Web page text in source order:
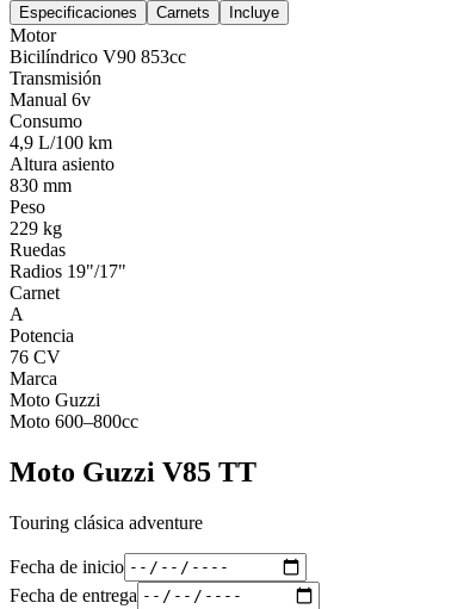
Especificaciones Carnets Incluye
Motor
Bicilíndrico V90 853cc
Transmisión
Manual 6v
Consumo
4,9 L/100 km
Altura asiento
830 mm
Peso
229 kg
Ruedas
Radios 19"/17"
Carnet
A
Potencia
76 CV
Marca
Moto Guzzi
Moto 600–800cc
Moto Guzzi V85 TT
Touring clásica adventure
Fecha de inicio
Fecha de entrega